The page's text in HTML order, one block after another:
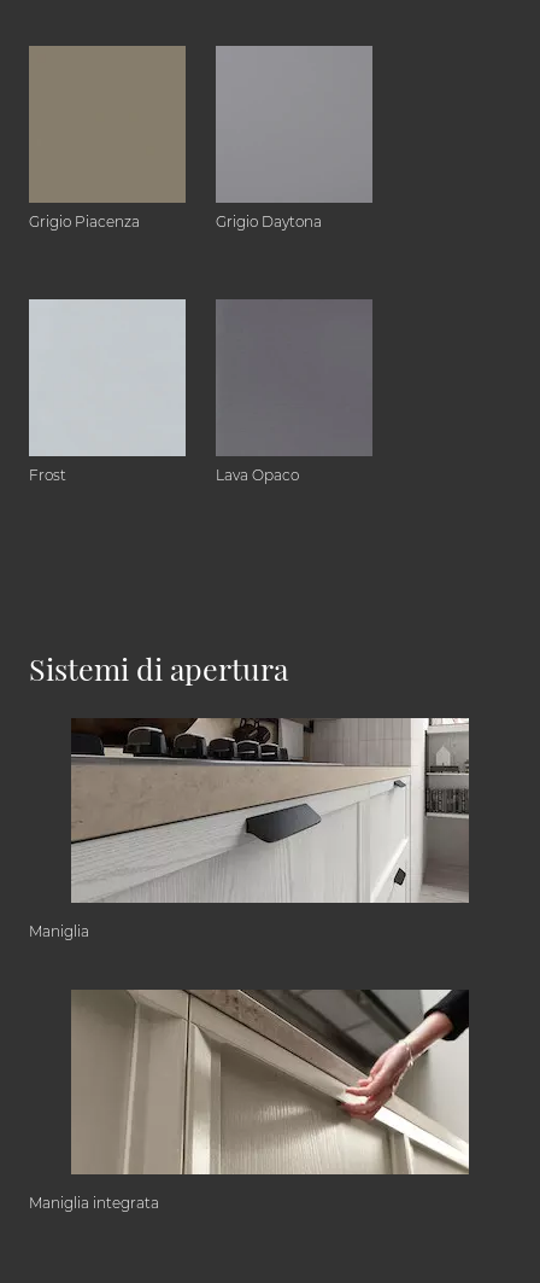
Grigio Piacenza Grigio Daytona
Frost Lava Opaco
Sistemi di apertura
Maniglia
Maniglia integrata